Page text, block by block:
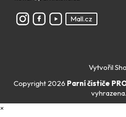
Mall.cz
Vytvořil
Copyright 2026 Parní čističe
vyhrazena.
×